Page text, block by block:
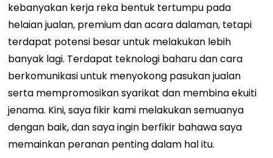
kebanyakan kerja reka bentuk tertumpu pada
helaian jualan, premium dan acara dalaman, tetapi
terdapat potensi besar untuk melakukan lebih
banyak lagi. Terdapat teknologi baharu dan cara
berkomunikasi untuk menyokong pasukan jualan
serta mempromosikan syarikat dan membina ekuiti
jenama. Kini, saya fikir kami melakukan semuanya
dengan baik, dan saya ingin berfikir bahawa saya
memainkan peranan penting dalam hal itu.